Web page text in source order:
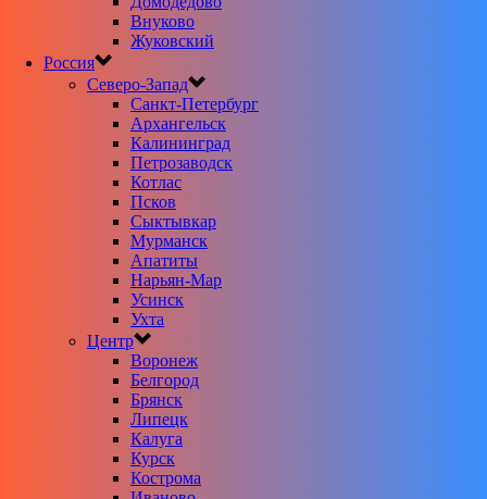
Внуково
Жуковский
Россия
Северо-Запад
Санкт-Петербург
Архангельск
Калининград
Петрозаводск
Котлас
Псков
Сыктывкар
Мурманск
Апатиты
Нарьян-Мар
Усинск
Ухта
Центр
Воронеж
Белгород
Брянск
Липецк
Калуга
Курск
Кострома